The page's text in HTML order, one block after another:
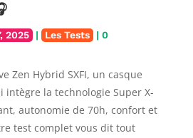
2025 | Les Tests | 0
Zen Hybrid SXFI, un casque
la technologie Super X-
autonomie de 70h, confort et
test complet vous dit tout